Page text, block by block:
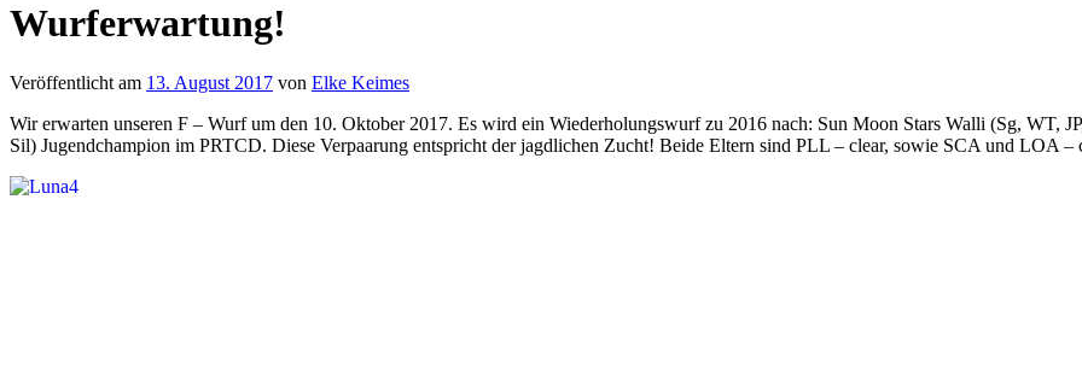
Wurferwartung!
Veröffentlicht am 13. August 2017 von Elke Keimes
Wir erwarten unseren F – Wurf um den 10. Oktober 2017. Es wird ein Wiederholungswurf zu 2016 nach: Sun Moon Stars Walli (Sg, WT,
Sil) Jugendchampion im PRTCD. Diese Verpaarung entspricht der jagdlichen Zucht! Beide Eltern sind PLL – clear, sowie SCA und LOA –